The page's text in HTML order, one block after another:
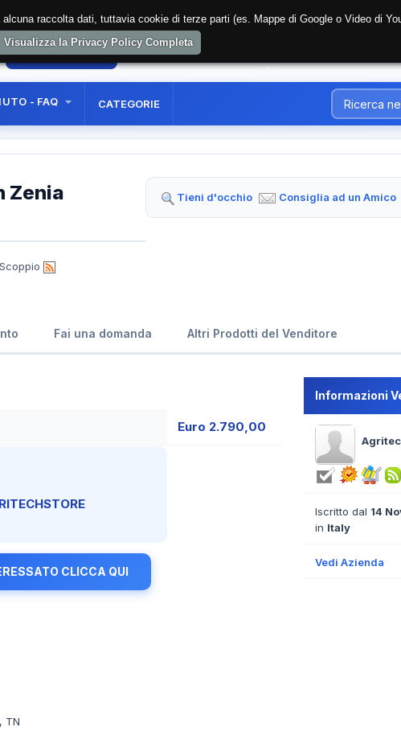
AREA RISERVATA REGISTRAZIONE UTENTE
- FAQ CATEGORIE
Zenia Tieni d'occhio Consiglia ad un Amico
Fai una domanda Altri Prodotti del Venditore
Euro 2.790,00
CLICCA QUI
TN
Informazioni
Iscritto dal 14
in Italy
Vedi Azienda
raccolta dati, tuttavia cookie di terze parti (es. Mappe di Google o Video di
Visualizza la Privacy Policy Completa